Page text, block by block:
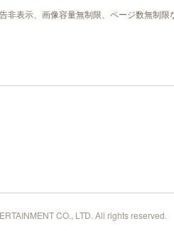
非表示、画像容量無制限、ページ数無制限
CO., LTD. All rights reserved.